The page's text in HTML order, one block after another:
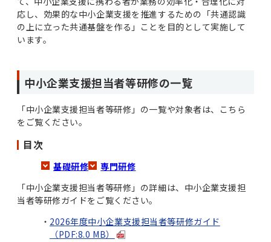
応し、効果的な中小企業支援を推進するための「共通認識
の上に立った共通基盤を作る」ことを目的として実施して
います。
中小企業支援担当者等研修の一覧
「中小企業支援担当者等研修」の一覧や対象者は、こちら
をご覧ください。
目次
基礎研修
専門研修
「中小企業支援担当者等研修」の詳細は、中小企業支援担
当者等研修ガイドをご覧ください。
2026年度中小企業支援担当者等研修ガイド
（PDF:8.0 MB）